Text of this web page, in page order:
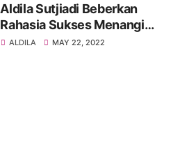
Aldila Sutjiadi Beberkan
Rahasia Sukses Menangi
Final SEA Games Hanoi
ALDILA MAY 22, 2022